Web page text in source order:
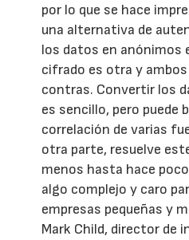
por lo que se hace
una alternativa de
los datos en anónimos
cifrado es otra y
contras. Convertir los
es sencillo, pero puede
correlación de varias
otra parte, resuelve
menos hasta hace
algo complejo y caro
empresas pequeñas y
Mark Child, director de